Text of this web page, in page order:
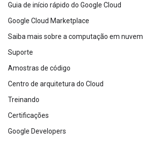
Guia de início rápido do Google Cloud
Google Cloud Marketplace
Saiba mais sobre a computação em nuvem
Suporte
Amostras de código
Centro de arquitetura do Cloud
Treinando
Certificações
Google Developers